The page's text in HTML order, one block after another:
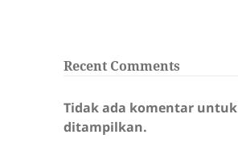
Recent Comments
Tidak ada komentar untuk
ditampilkan.